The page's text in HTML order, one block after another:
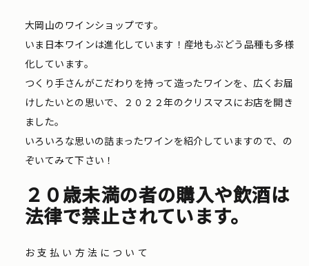
大岡山のワインショップです。
いま日本ワインは進化しています！産地もぶどう品種も多様
化しています。
つくり手さんがこだわりを持って造ったワインを、広くお届
けしたいとの思いで、２０２２年のクリスマスにお店を開き
ました。
いろいろな思いの詰まったワインを紹介していますので、の
ぞいてみて下さい！
２０歳未満の者の購入や飲酒は
法律で禁止されています。
お支払い方法について